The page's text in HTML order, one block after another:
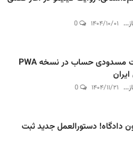
۱۴۰۴/۱۰/۰۱
مشاهده علت مسدودی حساب در نسخه PWA
۱۴۰۴/۱۱/۲۱
دادگاه! دستورالعمل جدید ثبت